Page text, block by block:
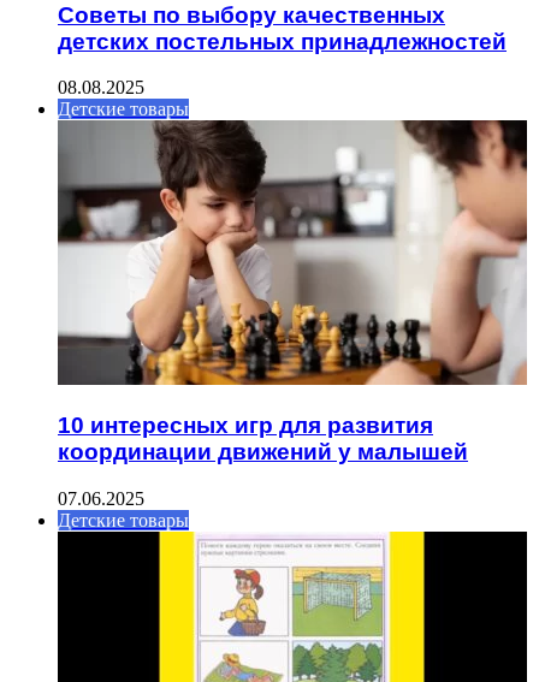
Советы по выбору качественных
детских постельных принадлежностей
08.08.2025
Детские товары
10 интересных игр для развития
координации движений у малышей
07.06.2025
Детские товары